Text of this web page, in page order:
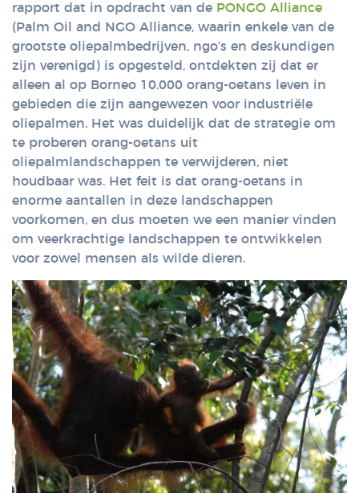
rapport dat in opdracht van de PONGO Alliance
(Palm Oil and NGO Alliance, waarin enkele van de
grootste oliepalmbedrijven, ngo’s en deskundigen
zijn verenigd) is opgesteld, ontdekten zij dat er
alleen al op Borneo 10.000 orang-oetans leven in
gebieden die zijn aangewezen voor industriële
oliepalmen. Het was duidelijk dat de strategie om
te proberen orang-oetans uit
oliepalmlandschappen te verwijderen, niet
houdbaar was. Het feit is dat orang-oetans in
enorme aantallen in deze landschappen
voorkomen, en dus moeten we een manier vinden
om veerkrachtige landschappen te ontwikkelen
voor zowel mensen als wilde dieren.